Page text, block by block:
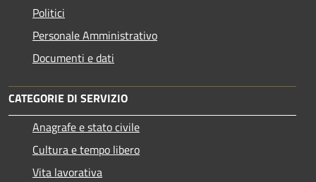
Politici
Personale Amministrativo
Documenti e dati
CATEGORIE DI SERVIZIO
Anagrafe e stato civile
Cultura e tempo libero
Vita lavorativa